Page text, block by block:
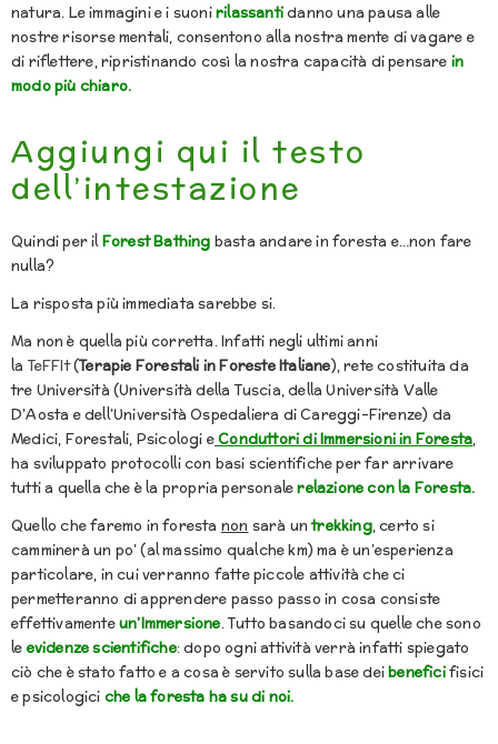
natura. Le immagini e i suonirilassantidanno una pausa alle
nostre risorse mentali, consentono alla nostra mente di vagare e
di riflettere, ripristinando così la nostra capacità di pensare in
modo più chiaro.
Aggiungi qui il testo
dell’intestazione
Quindi per ilForest Bathing basta andare in foresta e…non fare
nulla?
La risposta più immediata sarebbe si.
Ma non è quella più corretta. Infatti negli ultimi anni
laTeFFIt(Terapie Forestali in Foreste Italiane), rete costituita da
tre Università (Università della Tuscia, della Università Valle
D’Aosta e dell’Università Ospedaliera di Careggi-Firenze) da
Medici, Forestali, Psicologi eConduttori di Immersioni in Foresta,
ha sviluppato protocolli con basi scientifiche per far arrivare
tutti a quella che è la propria personalerelazione con la Foresta.
Quello che faremo in foresta non sarà untrekking, certo si
camminerà un po’ (al massimo qualche km) ma è un’esperienza
particolare, in cui verranno fatte piccole attività che ci
permetteranno di apprendere passo passo in cosa consiste
effettivamenteun’Immersione. Tutto basandoci su quelle che sono
le evidenze scientifiche:dopo ogni attività verrà infatti spiegato
ciò che è stato fatto e a cosa è servito sulla base deibeneficifisici
e psicologici che la foresta ha su di noi.